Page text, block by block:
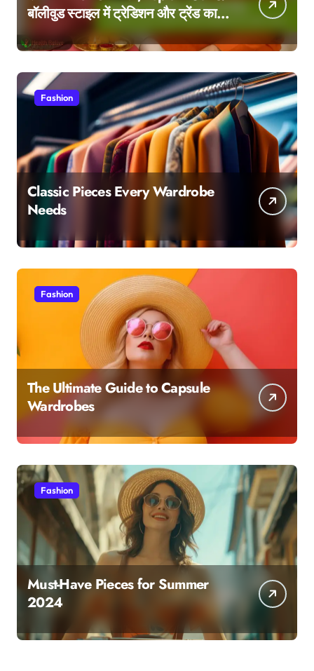
बॉलीवुड स्टाइल में ट्रेडिशन और ट्रेंड का
परफेक्ट मेल
Fashion
Classic Pieces Every Wardrobe
Needs
Fashion
The Ultimate Guide to Capsule
Wardrobes
Fashion
Must-Have Pieces for Summer
2024